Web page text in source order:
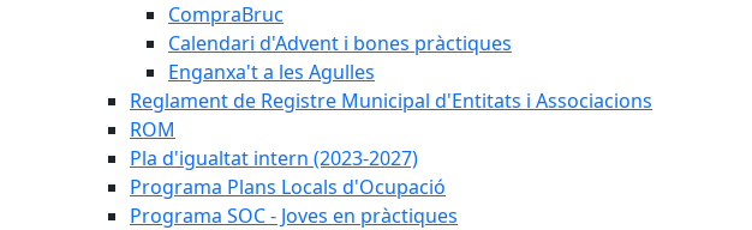
CompraBruc
Calendari d'Advent i bones pràctiques
Enganxa't a les Agulles
Reglament de Registre Municipal d'Entitats i Associacions
ROM
Pla d'igualtat intern (2023-2027)
Programa Plans Locals d'Ocupació
Programa SOC - Joves en pràctiques